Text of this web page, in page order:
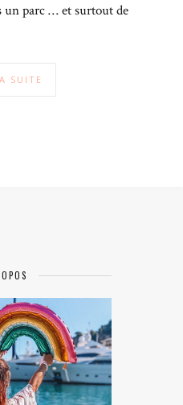
un parc … et surtout de
SUITE